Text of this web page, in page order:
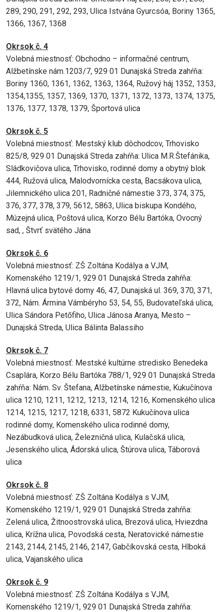
289, 290, 291, 292, 293, Ulica Istvána Gyurcsóa, Boriny 1365,
1366, 1367, 1368
Okrsok č. 4
Volebná miestnosť: Obchodno – informačné centrum,
Alžbetínske nám.1203/7, 929 01 Dunajská Streda zahŕňa:
Boriny 1360, 1361, 1362, 1363, 1364, Ružový háj 1352, 1353,
1354,1355, 1357, 1369, 1370, 1371, 1372, 1373, 1374, 1375,
1376, 1377, 1378, 1379, Športová ulica
Okrsok č. 5
Volebná miestnosť: Mestský klub dôchodcov, Trhovisko
825/8, 929 01 Dunajská Streda zahŕňa: Ulica M.R.Štefánika,
Sládkovičova ulica, Trhovisko, rodinné domy a obytný blok
444, Ružová ulica, Malodvornícka cesta, Bacsákova ulica,
Jilemnického ulica 201, Radničné námestie 373, 374, 375,
376, 377, 378, 379, 5612, 5863, Ulica biskupa Kondého,
Múzejná ulica, Poštová ulica, Korzo Bélu Bartóka, Ovocný
sad, , Štvrť svätého Jána
Okrsok č. 6
Volebná miestnosť: ZŠ Zoltána Kodálya a VJM,
Komenského 1219/1, 929 01 Dunajská Streda zahŕňa:
Hlavná ulica bytové domy 46, 47, Dunajská ul. 369, 370, 371,
372, Nám. Ármina Vámbéryho 53, 54, 55, Budovateľská ulica,
Ulica Sándora Petőfiho, Ulica Jánosa Aranya, Mesto –
Dunajská Streda, Ulica Bálinta Balassiho
Okrsok č. 7
Volebná miestnosť: Mestské kultúrne stredisko Benedeka
Csaplára, Korzo Bélu Bartóka 788/1, 929 01 Dunajská Streda
zahŕňa: Nám. Sv. Štefana, Alžbetínske námestie, Kukučínova
ulica 1210, 1211, 1212, 1213, 1214, 1216, Komenského ulica
1214, 1215, 1217, 1218, 6331, 5872 Kukučínova ulica
rodinné domy, Komenského ulica rodinné domy,
Nezábudková ulica, Železničná ulica, Kulačská ulica,
Jesenského ulica, Ádorská ulica, Štúrova ulica, Táborová
ulica
Okrsok č. 8
Volebná miestnosť: ZŠ Zoltána Kodálya s VJM,
Komenského 1219/1, 929 01 Dunajská Streda zahŕňa:
Zelená ulica, Žitnoostrovská ulica, Brezová ulica, Hviezdna
ulica, Krížna ulica, Povodská cesta, Neratovické námestie
2143, 2144, 2145, 2146, 2147, Gabčíkovská cesta, Hlboká
ulica, Vajanského ulica
Okrsok č. 9
Volebná miestnosť: ZŠ Zoltána Kodálya s VJM,
Komenského 1219/1, 929 01 Dunajská Streda zahŕňa: